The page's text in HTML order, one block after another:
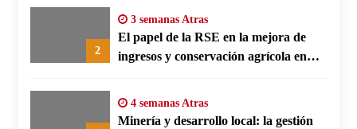
2
3 semanas Atras
El papel de la RSE en la mejora de
ingresos y conservación agrícola en
4 semanas Atras
Minería y desarrollo local: la gestión